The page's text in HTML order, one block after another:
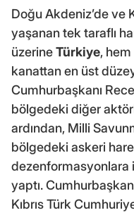
Doğu Akdeniz’de ve
yaşanan tek taraflı
üzerineTürkiye,
kanattan en üst
Cumhurbaşkanı
bölgedeki diğer
ardından, Milli
bölgedeki askeri
dezenformasyonlara
yaptı.
Kıbrıs Türk